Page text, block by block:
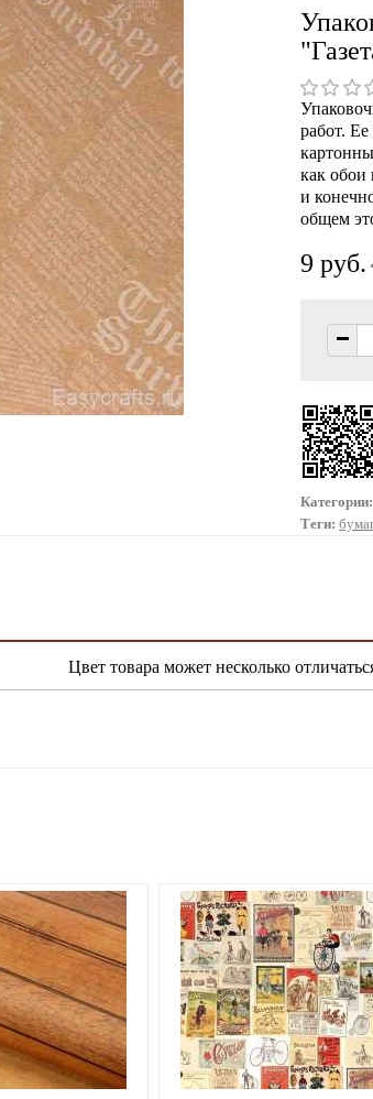
работ.
как обои
и
общем
9 руб.
Теги:
Цвет товара может несколько